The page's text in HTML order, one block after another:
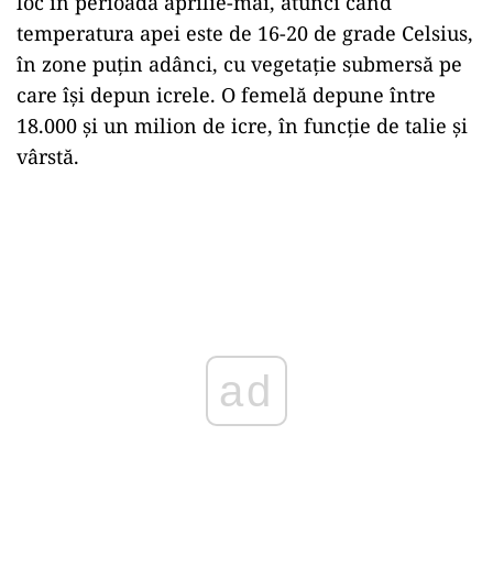
temperatura apei este de 16-20 de grade Celsius,
în zone puţin adânci, cu vegetaţie submersă pe
care îşi depun icrele. O femelă depune între
18.000 şi un milion de icre, în funcţie de talie şi
vârstă.
ad